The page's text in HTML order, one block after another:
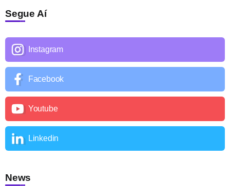
Segue Aí
Instagram
Facebook
Youtube
Linkedin
News